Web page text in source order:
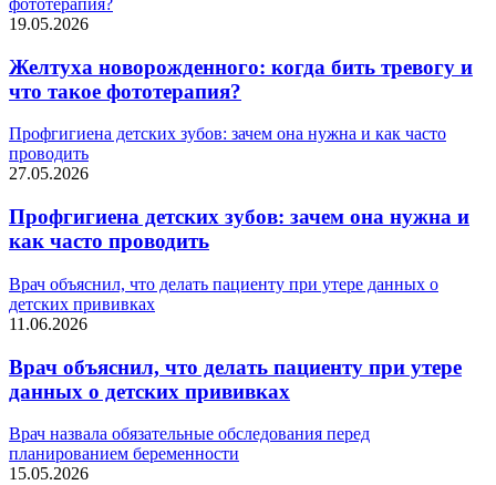
фототерапия?
19.05.2026
Желтуха новорожденного: когда бить тревогу и
что такое фототерапия?
Профгигиена детских зубов: зачем она нужна и как часто
проводить
27.05.2026
Профгигиена детских зубов: зачем она нужна и
как часто проводить
Врач объяснил, что делать пациенту при утере данных о
детских прививках
11.06.2026
Врач объяснил, что делать пациенту при утере
данных о детских прививках
Врач назвала обязательные обследования перед
планированием беременности
15.05.2026